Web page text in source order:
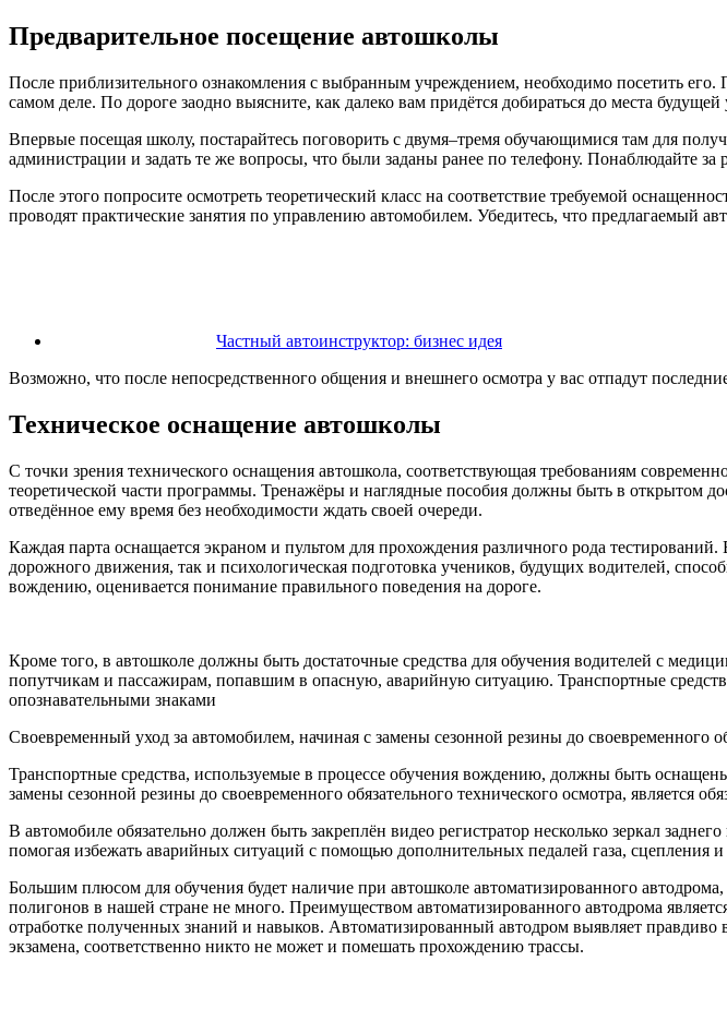
Предварительное посещение автошколы
После приблизительного ознакомления с выбранным учреждением, необходимо посетить
самом деле. По дороге заодно выясните, как далеко вам придётся добираться до места будущей
Впервые посещая школу, постарайтесь поговорить с двумя–тремя обучающимися там для
администрации и задать те же вопросы, что были заданы ранее по телефону. Понаблюдайте за
После этого попросите осмотреть теоретический класс на соответствие требуемой
проводят практические занятия по управлению автомобилем. Убедитесь, что предлагаемый
Частный автоинструктор: бизнес идея
Возможно, что после непосредственного общения и внешнего осмотра у вас отпадут
Техническое оснащение автошколы
С точки зрения технического оснащения автошкола, соответствующая требованиям
теоретической части программы. Тренажёры и наглядные пособия должны быть в открытом
отведённое ему время без необходимости ждать своей очереди.
Каждая парта оснащается экраном и пультом для прохождения различного рода
дорожного движения, так и психологическая подготовка учеников, будущих водителей,
вождению, оценивается понимание правильного поведения на дороге.
Кроме того, в автошколе должны быть достаточные средства для обучения водителей с
попутчикам и пассажирам, попавшим в опасную, аварийную ситуацию. Транспортные
опознавательными знаками
Своевременный уход за автомобилем, начиная с замены сезонной резины до своевременного
Транспортные средства, используемые в процессе обучения вождению, должны быть
замены сезонной резины до своевременного обязательного технического осмотра, является
В автомобиле обязательно должен быть закреплён видео регистратор несколько зеркал
помогая избежать аварийных ситуаций с помощью дополнительных педалей газа, сцепления и
Большим плюсом для обучения будет наличие при автошколе автоматизированного
полигонов в нашей стране не много. Преимуществом автоматизированного автодрома
отработке полученных знаний и навыков. Автоматизированный автодром выявляет
экзамена, соответственно никто не может и помешать прохождению трассы.